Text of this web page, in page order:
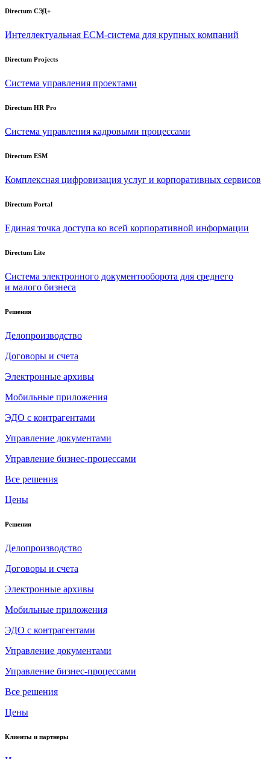
Directum СЭД+
Интеллектуальная ECM-система для крупных компаний
Directum Projects
Система управления проектами
Directum HR Pro
Система управления кадровыми процессами
Directum ESM
Комплексная цифровизация услуг и корпоративных сервисов
Directum Portal
Единая точка доступа ко всей корпоративной информации
Directum Lite
Система электронного документооборота для среднего
и малого бизнеса
Решения
Делопроизводство
Договоры и счета
Электронные архивы
Мобильные приложения
ЭДО с контрагентами
Управление документами
Управление бизнес-процессами
Все решения
Цены
Решения
Делопроизводство
Договоры и счета
Электронные архивы
Мобильные приложения
ЭДО с контрагентами
Управление документами
Управление бизнес-процессами
Все решения
Цены
Клиенты и партнеры